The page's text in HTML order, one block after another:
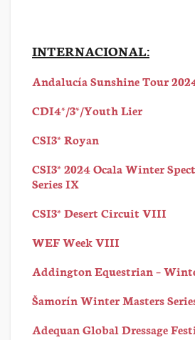
INTERNACIONAL:
Andalucía Sunshine Tour
CDI4*/3*/Youth Lier
CSI3* Royan
CSI3* 2024 Ocala Winter
Series IX
CSI3* Desert Circuit VIII
WEF Week VIII
Addington Equestrian –
Šamorín Winter Masters
Adequan Global Dressage